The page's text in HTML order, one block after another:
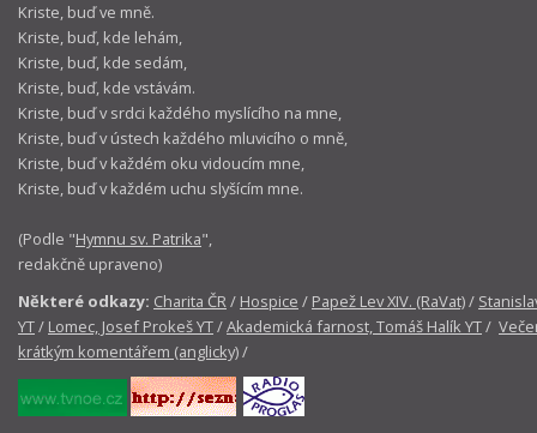
Kriste, buď ve mně.
Kriste, buď, kde lehám,
Kriste, buď, kde sedám,
Kriste, buď, kde vstávám.
Kriste, buď v srdci každého myslícího na mne,
Kriste, buď v ústech každého mluvicího o mně,
Kriste, buď v každém oku vidoucím mne,
Kriste, buď v každém uchu slyšícím mne.
(Podle "Hymnu sv. Patrika",
redakčně upraveno)
Některé odkazy: Charita ČR/ Hospice / Papež Lev XIV. (RaVat)/
YT/ Lomec, Josef Prokeš YT/Akademická farnost, Tomáš Halík YT/
krátkým komentářem (anglicky)/